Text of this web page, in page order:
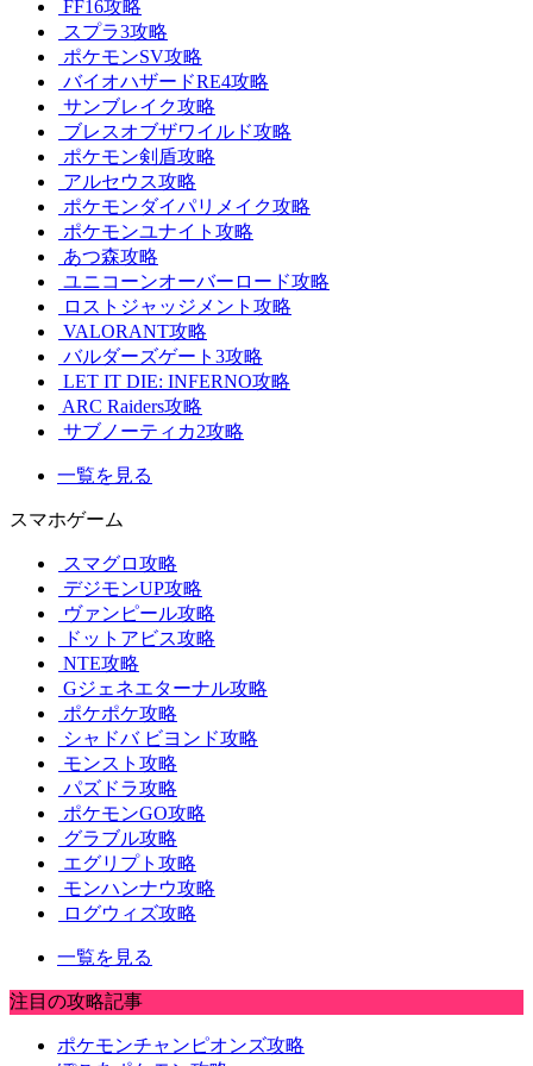
FF16攻略
スプラ3攻略
ポケモンSV攻略
バイオハザードRE4攻略
サンブレイク攻略
ブレスオブザワイルド攻略
ポケモン剣盾攻略
アルセウス攻略
ポケモンダイパリメイク攻略
ポケモンユナイト攻略
あつ森攻略
ユニコーンオーバーロード攻略
ロストジャッジメント攻略
VALORANT攻略
バルダーズゲート3攻略
LET IT DIE: INFERNO攻略
ARC Raiders攻略
サブノーティカ2攻略
一覧を見る
スマホゲーム
スマグロ攻略
デジモンUP攻略
ヴァンピール攻略
ドットアビス攻略
NTE攻略
Gジェネエターナル攻略
ポケポケ攻略
シャドバ ビヨンド攻略
モンスト攻略
パズドラ攻略
ポケモンGO攻略
グラブル攻略
エグリプト攻略
モンハンナウ攻略
ログウィズ攻略
一覧を見る
注目の攻略記事
ポケモンチャンピオンズ攻略